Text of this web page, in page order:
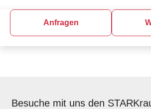
Anfragen
Besuche mit uns den